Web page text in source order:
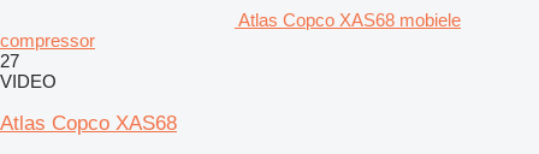
Atlas Copco XAS68 mobiele
compressor
27
VIDEO
Atlas Copco XAS68